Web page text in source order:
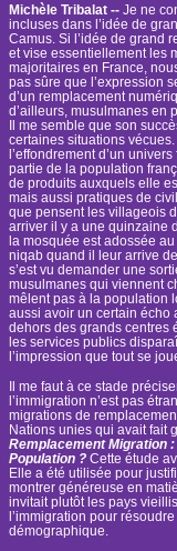
Michèle Tribalat --Je ne
incluses dans l’idée de
Camus. Si l’idée de grand
et vise essentiellement les
majoritaires en France,
pas sûre que l’expression
d’un remplacement
d’ailleurs, musulmanes en
Il me semble que son
certaines situations
l’effondrement d’un
partie de la population
de produits auxquels elle
mais aussi pratiques de
que pensent les villageois
arriver il y a une quinzaine
la mosquée est adossée
niqab quand il leur arrive
s’est vu demander une
musulmanes qui viennent
mêlent pas à la population
aussi avoir un certain écho
dehors des grands centres
les services publics
l’impression que tout se
Il me faut à ce stade
l’immigration n’est pas
migrations de
Nations unies qui avait fait
Remplacement Migration
Population ? Cette étude
Elle a été utilisée pour
montrer généreuse en
invitait plutôt les pays
l’immigration pour
démographique.